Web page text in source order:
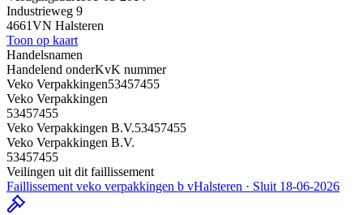
Industrieweg 9
4661VN Halsteren
Toon op kaart
Handelsnamen
Handelend onderKvK nummer
Veko Verpakkingen53457455
Veko Verpakkingen
53457455
Veko Verpakkingen B.V.53457455
Veko Verpakkingen B.V.
53457455
Veilingen uit dit faillissement
Faillissement veko verpakkingen b vHalsteren · Sluit 18-06-2026